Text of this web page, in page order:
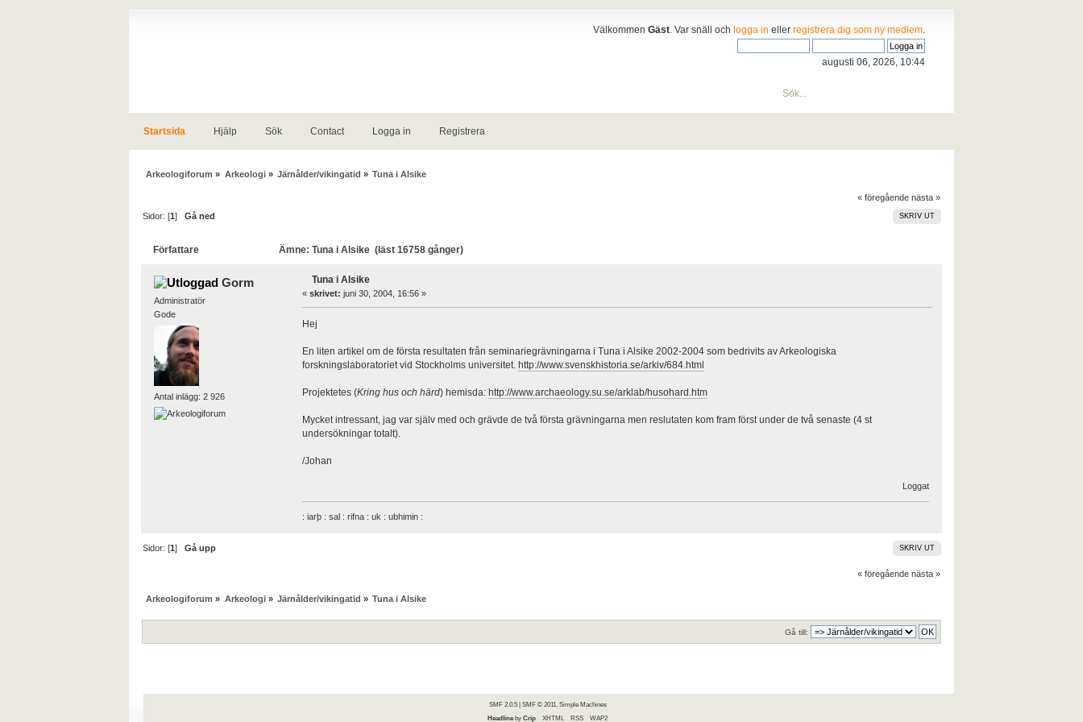
VälkommenGäst . Var snäll ochlogga in ellerregistrera dig som ny medlem
augusti 06, 2026, 10:44
Startsida Hjälp Sök Contact Logga in Registrera
Arkeologiforum » Arkeologi» Järnålder/vikingatid » Tuna i Alsike
« föregående nästa »
SKRIV UT
Sidor: [1]Gå ned
Författare Ämne: Tuna i Alsike (läst 16758 gånger)
Gorm
Administratör
Gode
Antal inlägg: 2 926
Tuna i Alsike
« skrivet: juni 30, 2004, 16:56 »
Hej
En liten artikel om de första resultaten från seminariegrävningarna i Tuna i Alsike 2002-2004 som bedrivits av Arkeologiska
forskningslaboratoriet vid Stockholms universitet. http://www.svenskhistoria.se/arkiv/684.html
Projektetes (Kring hus och härd) hemisda: http://www.archaeology.su.se/arklab/husohard.htm
Mycket intressant, jag var själv med och grävde de två första grävningarna men reslutaten kom fram först under de två senaste (4 st
undersökningar totalt).
/Johan
Loggat
: iarþ : sal : rifna : uk : ubhimin :
SKRIV UT
Sidor: [1]Gå upp
« föregående nästa »
Arkeologiforum » Arkeologi» Järnålder/vikingatid » Tuna i Alsike
Gå till:
SMF 2.0.5| SMF © 2011, Simple Machines
Headline by Crip XHTML RSS WAP2